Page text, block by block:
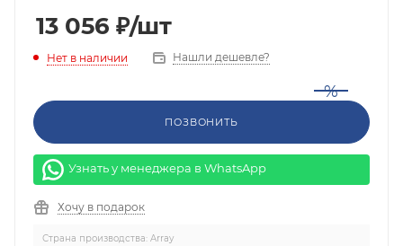
13 056 ₽/шт
Нет в наличии Нашли дешевле?
%
ПОЗВОНИТЬ
Узнать у менеджера в WhatsApp
Хочу в подарок
Страна производства: Array